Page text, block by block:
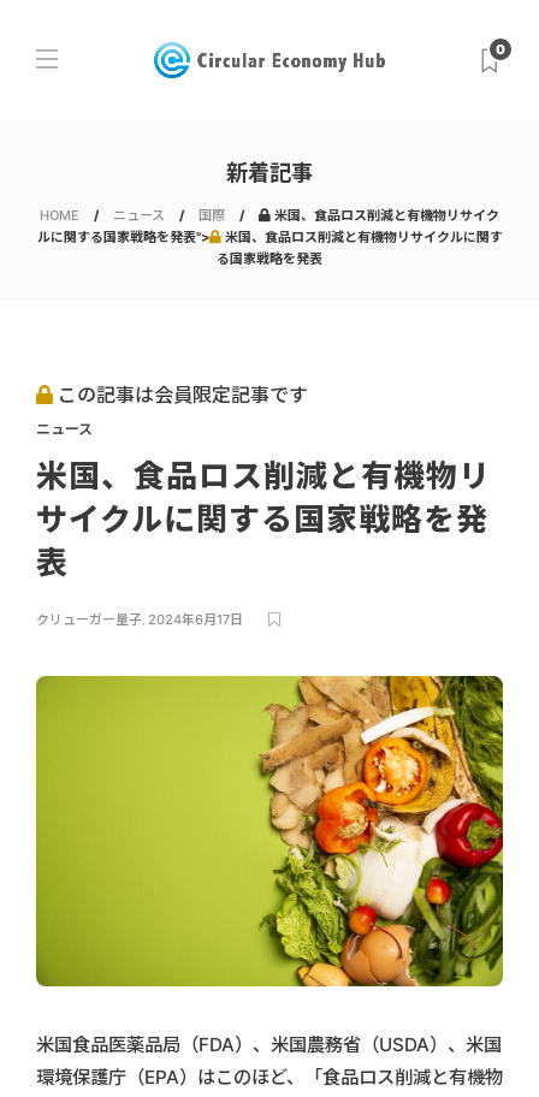
0
新着記事
HOME ニュース 国際
米国、食品ロス削減と有機物リサイク
ルに関する国家戦略を発表">
米国、食品ロス削減と有機物リサイクルに関す
る国家戦略を発表
この記事は会員限定記事です
ニュース
米国、食品ロス削減と有機物リ
サイクルに関する国家戦略を発
表
クリューガー量子, 2024年6月17日
米国食品医薬品局（FDA）、米国農務省（USDA）、米国
環境保護庁（EPA）はこのほど、「食品ロス削減と有機物